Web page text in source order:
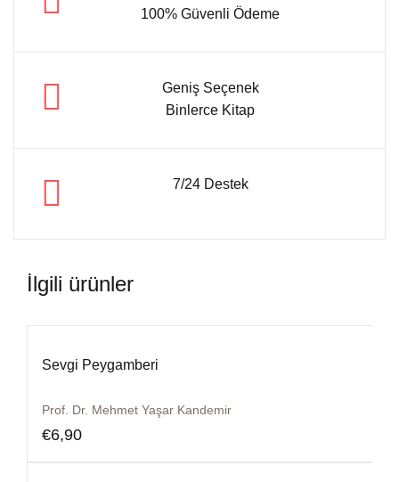
100% Güvenli Ödeme
Geniş Seçenek
Binlerce Kitap
7/24 Destek
İlgili ürünler
Sevgi Peygamberi
Prof. Dr. Mehmet Yaşar Kandemir
€6,90